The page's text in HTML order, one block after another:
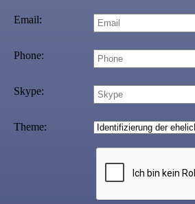
Email:
Phone:
Skype:
Theme: